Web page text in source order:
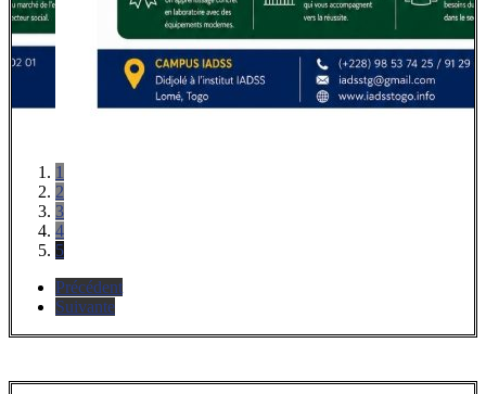
1
2
3
4
5
Précédent
Suivante